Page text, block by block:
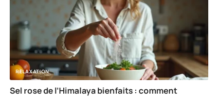
RELAXATION
Sel rose de l’Himalaya bienfaits : comment